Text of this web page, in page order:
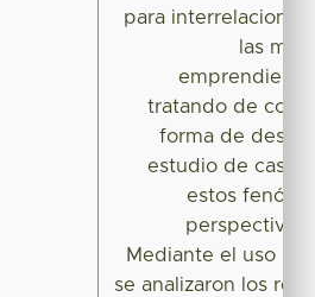
para interrelacionar
las
tratando de
forma de
estudio de caso,
estos
perspectivas
Mediante el uso
se analizaron los